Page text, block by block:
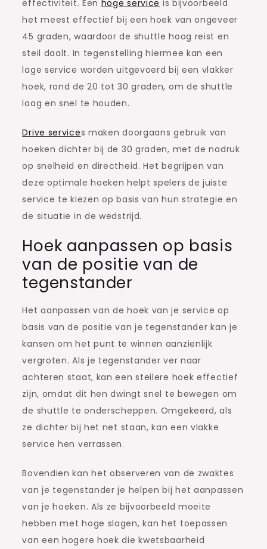
effectiviteit. Een hoge service is bijvoorbeeld
het meest effectief bij een hoek van ongeveer
45 graden, waardoor de shuttle hoog reist en
steil daalt. In tegenstelling hiermee kan een
lage service worden uitgevoerd bij een vlakker
hoek, rond de 20 tot 30 graden, om de shuttle
laag en snel te houden.
Drive services maken doorgaans gebruik van
hoeken dichter bij de 30 graden, met de nadruk
op snelheid en directheid. Het begrijpen van
deze optimale hoeken helpt spelers de juiste
service te kiezen op basis van hun strategie en
de situatie in de wedstrijd.
Hoek aanpassen op basis
van de positie van de
tegenstander
Het aanpassen van de hoek van je service op
basis van de positie van je tegenstander kan je
kansen om het punt te winnen aanzienlijk
vergroten. Als je tegenstander ver naar
achteren staat, kan een steilere hoek effectief
zijn, omdat dit hen dwingt snel te bewegen om
de shuttle te onderscheppen. Omgekeerd, als
ze dichter bij het net staan, kan een vlakke
service hen verrassen.
Bovendien kan het observeren van de zwaktes
van je tegenstander je helpen bij het aanpassen
van je hoeken. Als ze bijvoorbeeld moeite
hebben met hoge slagen, kan het toepassen
van een hogere hoek die kwetsbaarheid